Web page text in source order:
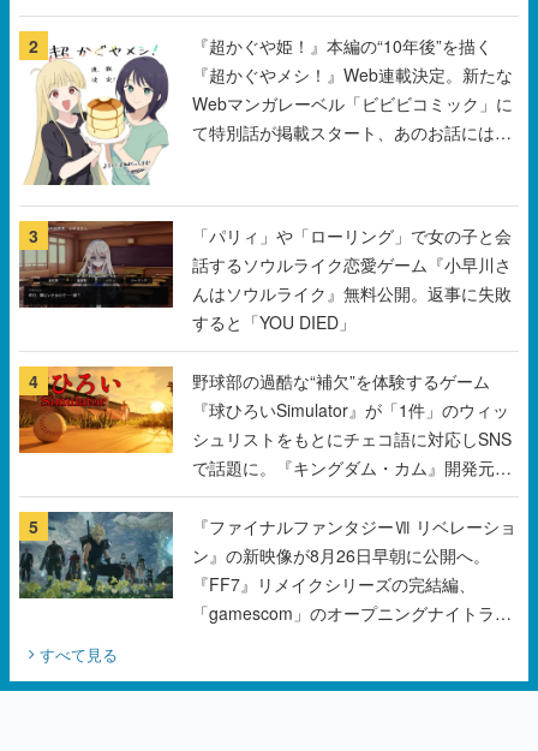
2
『超かぐや姫！』本編の“10年後”を描く
『超かぐやメシ！』Web連載決定。新たな
Webマンガレーベル「ビビビコミック」に
て特別話が掲載スタート、あのお話には…
3
「パリィ」や「ローリング」で女の子と会
話するソウルライク恋愛ゲーム『小早川さ
んはソウルライク』無料公開。返事に失敗
すると「YOU DIED」
4
野球部の過酷な“補欠”を体験するゲーム
『球ひろいSimulator』が「1件」のウィッ
シュリストをもとにチェコ語に対応しSNS
で話題に。『キングダム・カム』開発元や
チェコのプロ野球選手から称賛の声
5
『ファイナルファンタジーⅦ リベレーショ
ン』の新映像が8月26日早朝に公開へ。
『FF7』リメイクシリーズの完結編、
「gamescom」のオープニングナイトライ
すべて見る